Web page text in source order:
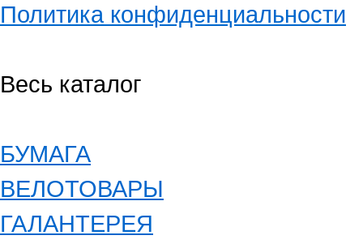
Политика конфиденциальности
Весь каталог
БУМАГА
ВЕЛОТОВАРЫ
ГАЛАНТЕРЕЯ